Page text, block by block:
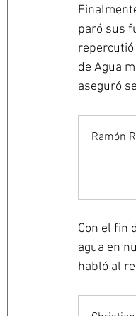
paró sus
repercutió
de Agua
aseguró
Ramón
Con el fin
agua en
habló al